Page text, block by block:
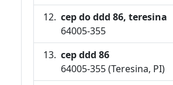
cep do ddd 86, teresina
64005-355
cep ddd 86
64005-355 (Teresina, PI)